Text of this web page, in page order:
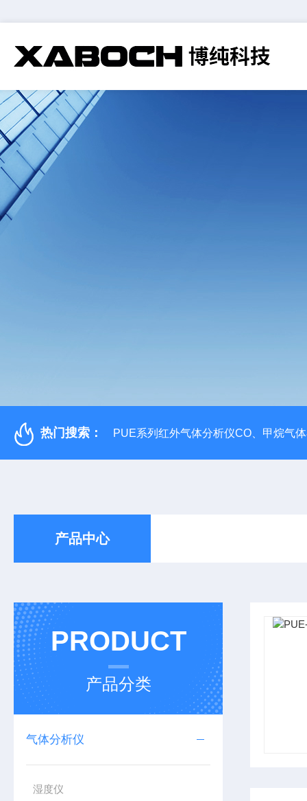
热门搜索： PUE系列红外气体分析仪CO、甲烷气
产品中心
PRODUCT
产品分类
气体分析仪
湿度仪